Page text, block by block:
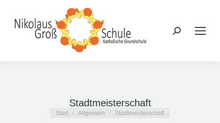
Search:
Stadtmeisterschaft
Sie befinden sich hier:
Start Allgemein Stadtmeisterschaft